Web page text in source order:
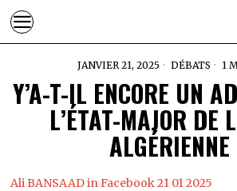
JANVIER 21, 2025 DÉBATS 1
Y’A-T-IL ENCORE UN
L’ÉTAT-MAJOR DE
Ali BANSAAD in Facebook 21 01 2025